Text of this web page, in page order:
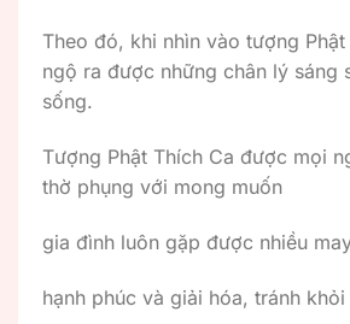
Theo đó, khi nhìn vào tượng
ngộ ra được những chân lý sáng
sống.
Tượng Phật Thích Ca được mọi
thờ phụng với mong muốn
gia đình luôn gặp được nhiều
hạnh phúc và giải hóa, tránh